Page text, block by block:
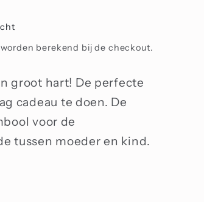
worden berekend bij de checkout.
groot hart! De perfecte
cadeau te doen. De
voor de
tussen moeder en kind.